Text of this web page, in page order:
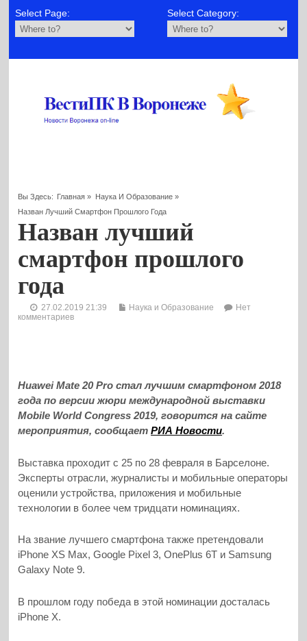
Select Page: Select Category:
Вы Здесь: Главная » Наука И Образование»
Назван Лучший Смартфон Прошлого Года
Назван лучший
смартфон прошлого
года
27.02.2019 21:39 Наука и Образование
Нет
комментариев
Huawei Mate 20 Pro стал лучшим смартфоном 2018
года по версии жюри международной выставки
Mobile World Congress 2019, говорится на сайте
мероприятия, сообщаетРИА Новости.
Выставка проходит с 25 по 28 февраля в Барселоне.
Эксперты отрасли, журналисты и мобильные операторы
оценили устройства, приложения и мобильные
технологии в более чем тридцати номинациях.
На звание лучшего смартфона также претендовали
iPhone XS Max, Google Pixel 3, OnePlus 6T и Samsung
Galaxy Note 9.
В прошлом году победа в этой номинации досталась
iPhone X.